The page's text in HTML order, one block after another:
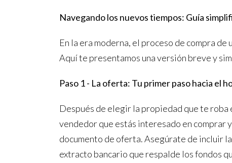
Navegando los nuevos tiempos: Guía
En la era moderna, el proceso de compra
Aquí te presentamos una versión breve y
Paso 1 - La oferta: Tu primer paso hacia el
Después de elegir la propiedad que te roba
vendedor que estás interesado en comprar
documento de oferta. Asegúrate de incluir
extracto bancario que respalde los fondos